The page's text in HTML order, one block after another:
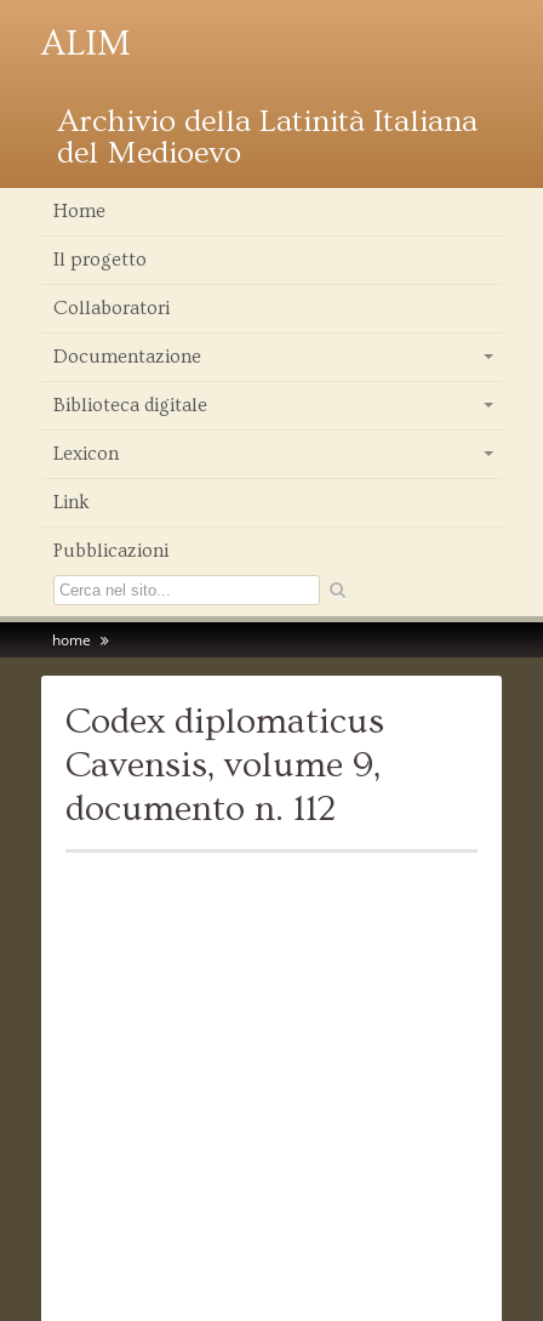
ALIM
Archivio della Latinità Italiana
del Medioevo
Home
Il progetto
Collaboratori
Documentazione
Biblioteca digitale
Lexicon
Link
Pubblicazioni
home
Codex diplomaticus
Cavensis, volume 9,
documento n. 112